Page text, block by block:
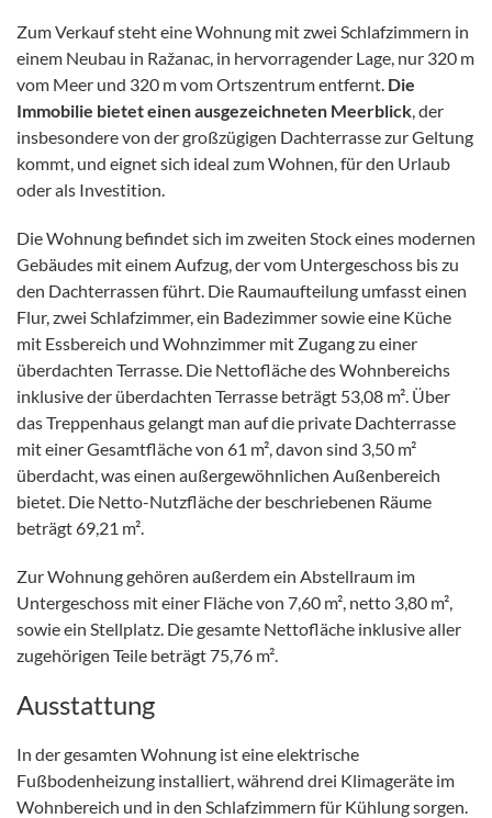
Zum Verkauf steht eine Wohnung mit zwei Schlafzimmern in
einem Neubau in Ražanac, in hervorragender Lage, nur 320 m
vom Meer und 320 m vom Ortszentrum entfernt. Die
Immobilie bietet einen ausgezeichneten Meerblick, der
insbesondere von der großzügigen Dachterrasse zur Geltung
kommt, und eignet sich ideal zum Wohnen, für den Urlaub
oder als Investition.
Die Wohnung befindet sich im zweiten Stock eines modernen
Gebäudes mit einem Aufzug, der vom Untergeschoss bis zu
den Dachterrassen führt. Die Raumaufteilung umfasst einen
Flur, zwei Schlafzimmer, ein Badezimmer sowie eine Küche
mit Essbereich und Wohnzimmer mit Zugang zu einer
überdachten Terrasse. Die Nettofläche des Wohnbereichs
inklusive der überdachten Terrasse beträgt 53,08 m². Über
das Treppenhaus gelangt man auf die private Dachterrasse
mit einer Gesamtfläche von 61 m², davon sind 3,50 m²
überdacht, was einen außergewöhnlichen Außenbereich
bietet. Die Netto-Nutzfläche der beschriebenen Räume
beträgt 69,21 m².
Zur Wohnung gehören außerdem ein Abstellraum im
Untergeschoss mit einer Fläche von 7,60 m², netto 3,80 m²,
sowie ein Stellplatz. Die gesamte Nettofläche inklusive aller
zugehörigen Teile beträgt 75,76 m².
Ausstattung
In der gesamten Wohnung ist eine elektrische
Fußbodenheizung installiert, während drei Klimageräte im
Wohnbereich und in den Schlafzimmern für Kühlung sorgen.